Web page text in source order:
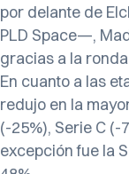
por delante de
PLD Space—,
gracias a la
En cuanto a las
redujo en la
(-25%), Serie C (-
excepción fue la